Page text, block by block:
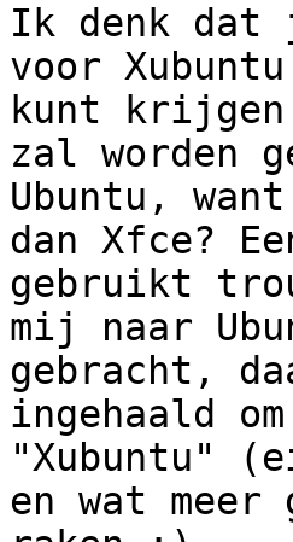
Ik denk dat
voor
kunt
zal worden
Ubuntu,
dan Xfce?
gebruikt
mij naar
gebracht,
ingehaald
"Xubuntu"
en wat